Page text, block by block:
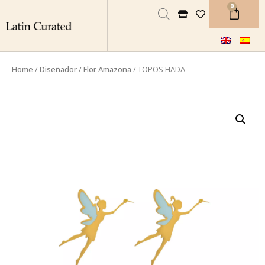
0
Home /Diseñador/Flor Amazona / TOPOS HADA